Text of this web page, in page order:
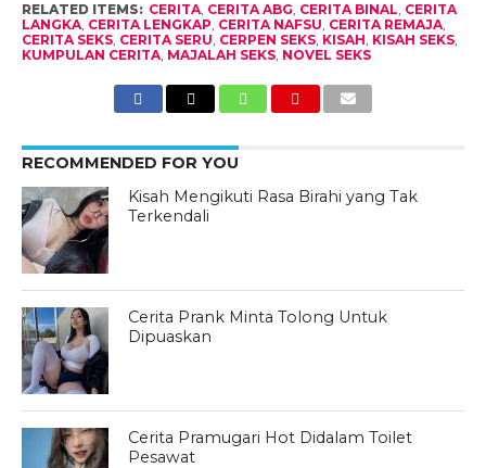
RELATED ITEMS: CERITA, CERITA ABG, CERITA BINAL, CERITA
LANGKA, CERITA LENGKAP, CERITA NAFSU, CERITA REMAJA,
CERITA SEKS, CERITA SERU, CERPEN SEKS, KISAH, KISAH SEKS,
KUMPULAN CERITA, MAJALAH SEKS, NOVEL SEKS
RECOMMENDED FOR YOU
Kisah Mengikuti Rasa Birahi yang Tak
Terkendali
Cerita Prank Minta Tolong Untuk
Dipuaskan
Cerita Pramugari Hot Didalam Toilet
Pesawat